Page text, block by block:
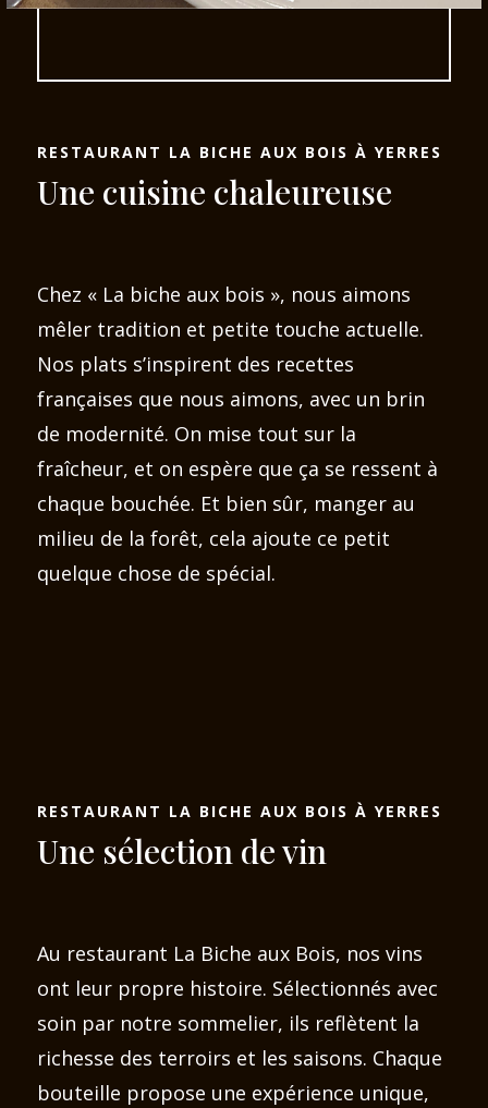
RESTAURANT LA BICHE AUX BOIS À YERRES
Une cuisine chaleureuse
Chez « La biche aux bois », nous aimons
mêler tradition et petite touche actuelle.
Nos plats s’inspirent des recettes
françaises que nous aimons, avec un brin
de modernité. On mise tout sur la
fraîcheur, et on espère que ça se ressent à
chaque bouchée. Et bien sûr, manger au
milieu de la forêt, cela ajoute ce petit
quelque chose de spécial.
RESTAURANT LA BICHE AUX BOIS À YERRES
Une sélection de vin
Au restaurant La Biche aux Bois, nos vins
ont leur propre histoire. Sélectionnés avec
soin par notre sommelier, ils reflètent la
richesse des terroirs et les saisons. Chaque
bouteille propose une expérience unique,